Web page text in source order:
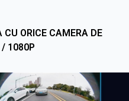
ORICE CAMERA DE
/ 1080P